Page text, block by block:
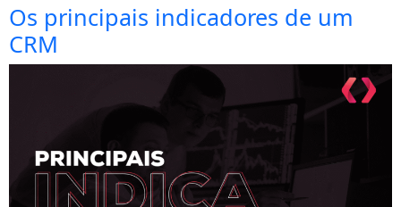
Os principais indicadores de um
CRM